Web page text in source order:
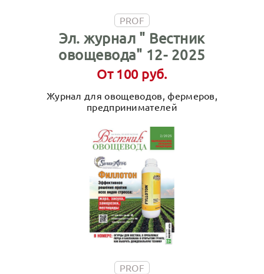
PROF
Эл. журнал " Вестник
овощевода" 12- 2025
От 100 руб.
Журнал для овощеводов, фермеров,
предпринимателей
PROF